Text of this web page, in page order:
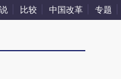
比较 中国改革 专题